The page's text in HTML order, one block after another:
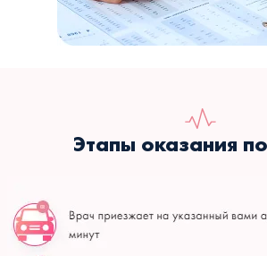
Этапы оказания